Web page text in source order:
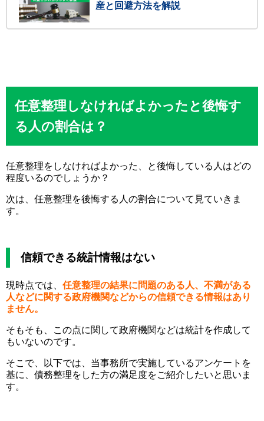
産と回避方法を解説
任意整理しなければよかったと後悔す
る人の割合は？
任意整理をしなければよかった、と後悔している人はどの
程度いるのでしょうか？
次は、任意整理を後悔する人の割合について見ていきま
す。
信頼できる統計情報はない
現時点では、 任意整理の結果に問題のある人、不満がある
人などに関する政府機関などからの信頼できる情報はあり
ません。
そもそも、この点に関して政府機関などは統計を作成して
もいないのです。
そこで、以下では、当事務所で実施しているアンケートを
基に、債務整理をした方の満足度をご紹介したいと思いま
す。